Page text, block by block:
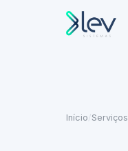
Início Serviços